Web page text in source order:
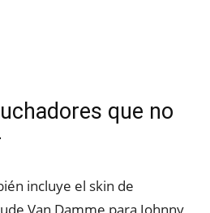
que no
incluye el skin de